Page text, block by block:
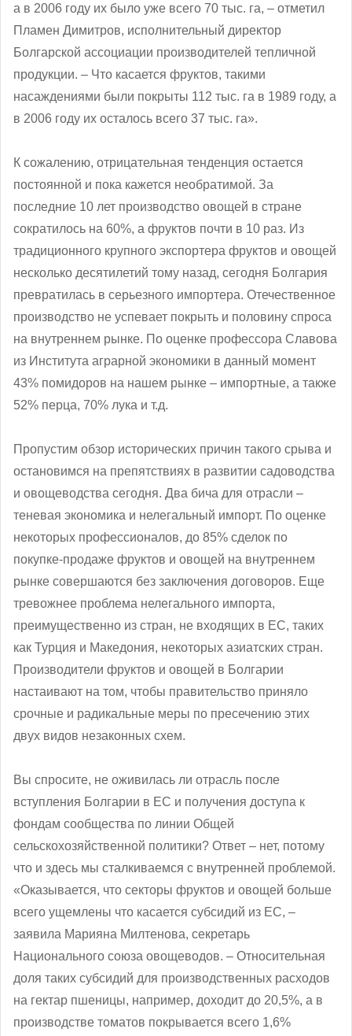
а в 2006 году их было уже всего 70 тыс. га, – отметил
Пламен Димитров, исполнительный директор
Болгарской ассоциации производителей тепличной
продукции. – Что касается фруктов, такими
насаждениями были покрыты 112 тыс. га в 1989 году, а
в 2006 году их осталось всего 37 тыс. га».
К сожалению, отрицательная тенденция остается
постоянной и пока кажется необратимой. За
последние 10 лет производство овощей в стране
сократилось на 60%, а фруктов почти в 10 раз. Из
традиционного крупного экспортера фруктов и овощей
несколько десятилетий тому назад, сегодня Болгария
превратилась в серьезного импортера. Отечественное
производство не успевает покрыть и половину спроса
на внутреннем рынке. По оценке профессора Славова
из Института аграрной экономики в данный момент
43% помидоров на нашем рынке – импортные, а также
52% перца, 70% лука и т.д.
Пропустим обзор исторических причин такого срыва и
остановимся на препятствиях в развитии садоводства
и овощеводства сегодня. Два бича для отрасли –
теневая экономика и нелегальный импорт. По оценке
некоторых профессионалов, до 85% сделок по
покупке-продаже фруктов и овощей на внутреннем
рынке совершаются без заключения договоров. Еще
тревожнее проблема нелегального импорта,
преимущественно из стран, не входящих в ЕС, таких
как Турция и Македония, некоторых азиатских стран.
Производители фруктов и овощей в Болгарии
настаивают на том, чтобы правительство приняло
срочные и радикальные меры по пресечению этих
двух видов незаконных схем.
Вы спросите, не оживилась ли отрасль после
вступления Болгарии в ЕС и получения доступа к
фондам сообщества по линии Общей
сельскохозяйственной политики? Ответ – нет, потому
что и здесь мы сталкиваемся с внутренней проблемой.
«Оказывается, что секторы фруктов и овощей больше
всего ущемлены что касается субсидий из ЕС, –
заявила Марияна Милтенова, секретарь
Национального союза овощеводов. – Относительная
доля таких субсидий для производственных расходов
на гектар пшеницы, например, доходит до 20,5%, а в
производстве томатов покрывается всего 1,6%